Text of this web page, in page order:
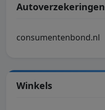
Autoverzekeringen
consumentenbond.nl
Winkels